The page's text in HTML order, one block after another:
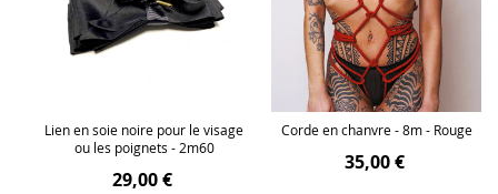
Lien en soie noire pour le visage
ou les poignets - 2m60
29,00 €
Corde en chanvre - 8m - Rouge
35,00 €